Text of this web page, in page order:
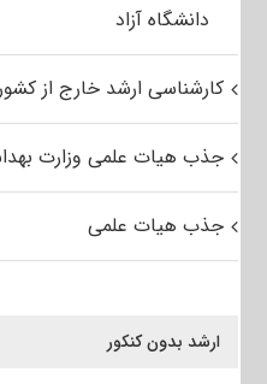
دانشگاه آزاد
کارشناسی ارشد خارج از کشور
جذب هیات علمی وزارت
جذب هیات علمی
ارشد بدون کنکور